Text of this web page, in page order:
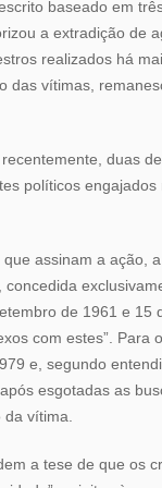
baseado em
a extradição de
realizados há
das vítimas,
duas
políticos engajados
assinam a ação,
de 1961 e 15
com estes”. Para
e, segundo
esgotadas as
vítima.
a tese de que os